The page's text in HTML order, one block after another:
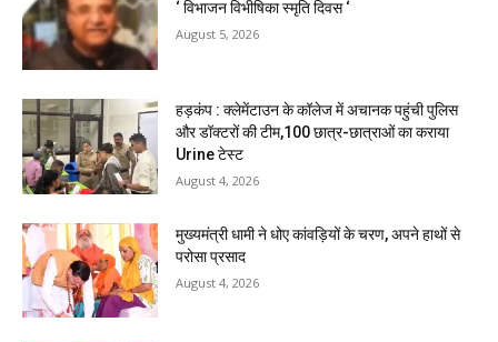
‘ विभाजन विभीषिका स्मृति दिवस ‘
August 5, 2026
हड़कंप : क्लेमेंटाउन के कॉलेज में अचानक पहुंची पुलिस
और डॉक्टरों की टीम,100 छात्र-छात्राओं का कराया
Urine टेस्ट
August 4, 2026
मुख्यमंत्री धामी ने धोए कांवड़ियों के चरण, अपने हाथों से
परोसा प्रसाद
August 4, 2026